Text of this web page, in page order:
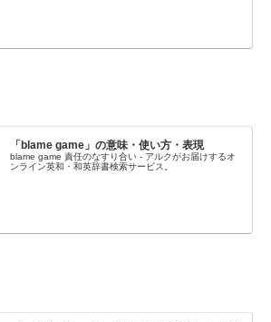
「blame game」の意味・使い方・表現
blame game 責任のなすり合い - アルクがお届けするオ
ンライン英和・和英辞書検索サービス。